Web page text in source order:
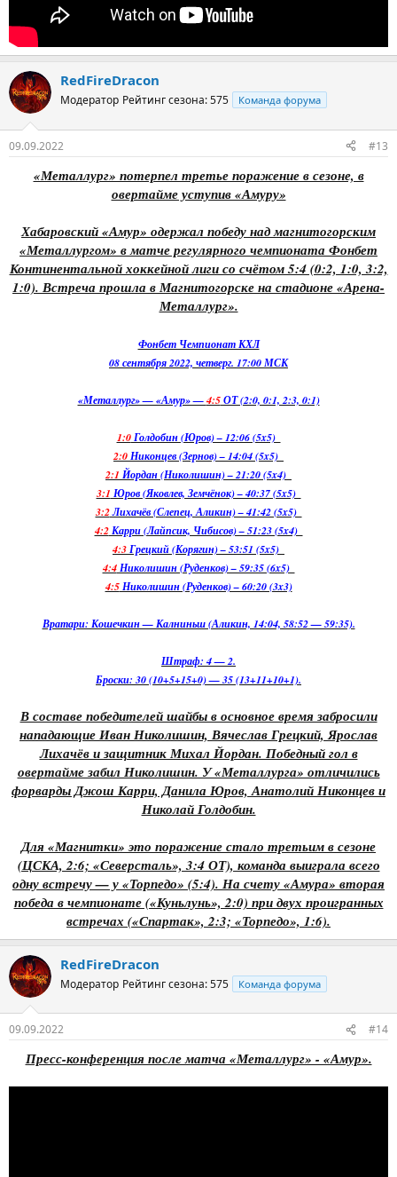
RedFireDracon
Модератор Рейтинг сезона: 575 Команда форума
09.09.2022 #13
«Металлург» потерпел третье поражение в сезоне, в
овертайме уступив «Амуру»
Хабаровский «Амур» одержал победу над магнитогорским
«Металлургом» в матче регулярного чемпионата Фонбет
Континентальной хоккейной лиги со счётом 5:4 (0:2, 1:0, 3:2,
1:0). Встреча прошла в Магнитогорске на стадионе «Арена-
Металлург».
Фонбет Чемпионат КХЛ
08 сентября 2022, четверг. 17:00 МСК
«Металлург» — «Амур» —4:5ОТ (2:0, 0:1, 2:3, 0:1)
1:0Голдобин (Юров) – 12:06 (5x5)
2:0Никонцев (Зернов) – 14:04 (5x5)
2:1 Йордан (Николишин) – 21:20 (5x4)
3:1 Юров (Яковлев, Земчёнок) – 40:37 (5x5)
3:2Лихачёв (Слепец, Аликин) – 41:42 (5x5)
4:2Карри (Лайпсик, Чибисов) – 51:23 (5x4)
4:3Грецкий (Корягин) – 53:51 (5x5)
4:4Николишин (Руденков) – 59:35 (6x5)
4:5Николишин (Руденков) – 60:20 (3x3)
Вратари: Кошечкин — Калниньш (Аликин, 14:04, 58:52 — 59:35).
Штраф: 4 — 2.
Броски: 30 (10+5+15+0) — 35 (13+11+10+1).
В составе победителей шайбы в основное время забросили
нападающие Иван Николишин, Вячеслав Грецкий, Ярослав
Лихачёв и защитник Михал Йордан. Победный гол в
овертайме забил Николишин. У «Металлурга» отличились
форварды Джош Карри, Данила Юров, Анатолий Никонцев и
Николай Голдобин.
Для «Магнитки» это поражение стало третьим в сезоне
(ЦСКА, 2:6; «Северсталь», 3:4 ОТ), команда выиграла всего
одну встречу — у «Торпедо» (5:4). На счету «Амура» вторая
победа в чемпионате («Куньлунь», 2:0) при двух проигранных
встречах («Спартак», 2:3; «Торпедо», 1:6).
RedFireDracon
Модератор Рейтинг сезона: 575 Команда форума
09.09.2022 #14
Пресс-конференция после матча «Металлург» - «Амур».